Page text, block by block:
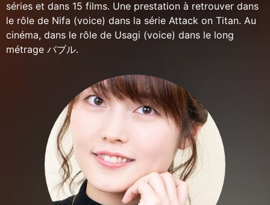
séries et dans 15 films. Une prestation à retrouver dans
le rôle de Nifa (voice) dans la série Attack on Titan. Au
cinéma, dans le rôle de Usagi (voice) dans le long
métrage バブル.